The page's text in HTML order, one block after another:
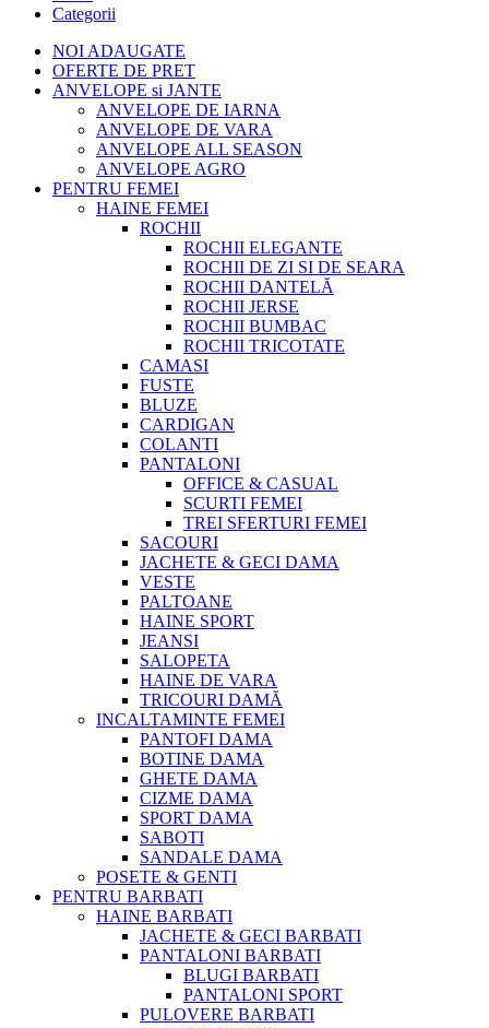
Categorii
NOI ADAUGATE
OFERTE DE PRET
ANVELOPE si JANTE
ANVELOPE DE IARNA
ANVELOPE DE VARA
ANVELOPE ALL SEASON
ANVELOPE AGRO
PENTRU FEMEI
HAINE FEMEI
ROCHII
ROCHII ELEGANTE
ROCHII DE ZI SI DE SEARA
ROCHII DANTELĂ
ROCHII JERSE
ROCHII BUMBAC
ROCHII TRICOTATE
CAMASI
FUSTE
BLUZE
CARDIGAN
COLANTI
PANTALONI
OFFICE & CASUAL
SCURTI FEMEI
TREI SFERTURI FEMEI
SACOURI
JACHETE & GECI DAMA
VESTE
PALTOANE
HAINE SPORT
JEANSI
SALOPETA
HAINE DE VARA
TRICOURI DAMĂ
INCALTAMINTE FEMEI
PANTOFI DAMA
BOTINE DAMA
GHETE DAMA
CIZME DAMA
SPORT DAMA
SABOTI
SANDALE DAMA
POSETE & GENTI
PENTRU BARBATI
HAINE BARBATI
JACHETE & GECI BARBATI
PANTALONI BARBATI
BLUGI BARBATI
PANTALONI SPORT
PULOVERE BARBATI